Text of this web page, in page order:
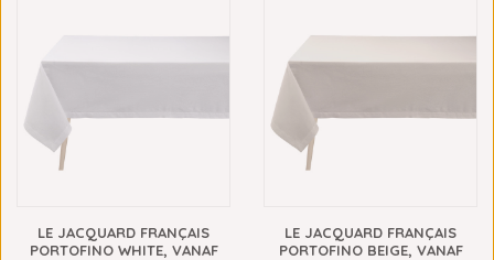
LE JACQUARD FRANÇAIS
PORTOFINO WHITE, VANAF
LE JACQUARD FRANÇAIS
PORTOFINO BEIGE, VANAF